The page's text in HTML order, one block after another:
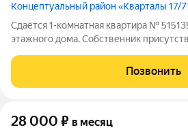
Концептуальный район «Кварталы 17/
Сдаётся 1-комнатная квартира №
этажного дома. Собственник
оплачиваются отдельно. По условиям
детьми, можно с питомцами.
Позвонить
28 000 ₽ в месяц